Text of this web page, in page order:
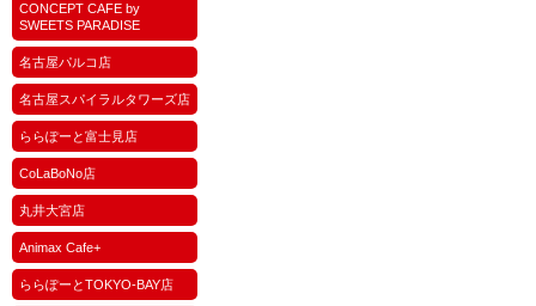
CONCEPT CAFE by
SWEETS PARADISE
名古屋パルコ店
名古屋スパイラルタワーズ店
ららぽーと富士見店
CoLaBoNo店
丸井大宮店
Animax Cafe+
ららぽーとTOKYO-BAY店